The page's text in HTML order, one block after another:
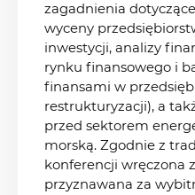
zagadnienia
wyceny
inwestycji, analizy
rynku finansowego i
finansami w
restrukturyzacji), a
przed sektorem
morską. Zgodnie z
konferencji wręczona
przyznawana za